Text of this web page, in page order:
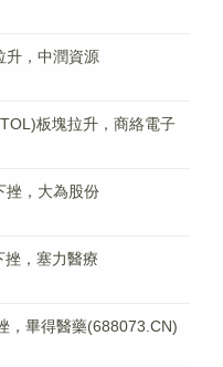
升，中潤資源
板塊拉升，商絡電子
挫，大為股份
挫，塞力醫療
，畢得醫藥(688073.CN)